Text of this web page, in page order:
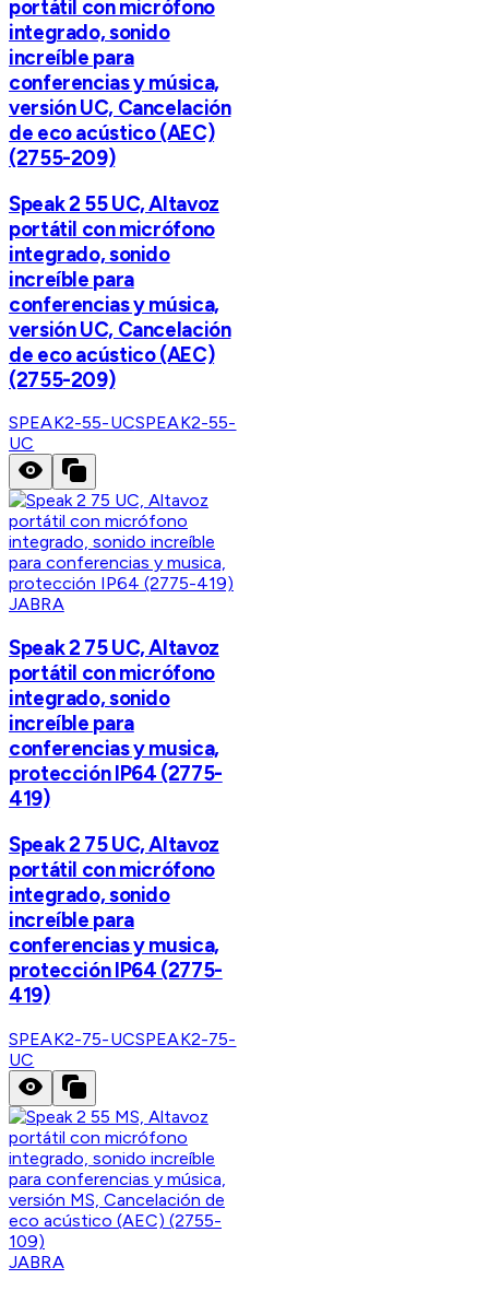
portátil con micrófono
integrado, sonido
increíble para
conferencias y música,
versión UC, Cancelación
de eco acústico (AEC)
(2755-209)
Speak 2 55 UC, Altavoz
portátil con micrófono
integrado, sonido
increíble para
conferencias y música,
versión UC, Cancelación
de eco acústico (AEC)
(2755-209)
SPEAK2-55-UCSPEAK2-55-
UC
JABRA
Speak 2 75 UC, Altavoz
portátil con micrófono
integrado, sonido
increíble para
conferencias y musica,
protección IP64 (2775-
419)
Speak 2 75 UC, Altavoz
portátil con micrófono
integrado, sonido
increíble para
conferencias y musica,
protección IP64 (2775-
419)
SPEAK2-75-UCSPEAK2-75-
UC
JABRA